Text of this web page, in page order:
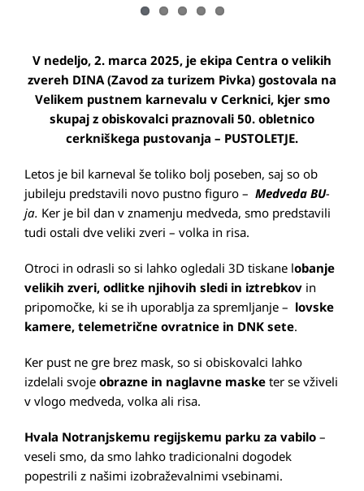
Larger
Image
V nedeljo, 2. marca 2025, je ekipa Centra o velikih
zvereh DINA (Zavod za turizem Pivka) gostovala na
Velikem pustnem karnevalu v Cerknici, kjer smo
skupaj z obiskovalci praznovali 50. obletnico
cerkniškega pustovanja – PUSTOLETJE.
Letos je bil karneval še toliko bolj poseben, saj so ob
jubileju predstavili novo pustno figuro – Medveda BU-
ja. Ker je bil dan v znamenju medveda, smo predstavili
tudi ostali dve veliki zveri – volka in risa.
Otroci in odrasli so si lahko ogledali 3D tiskane lobanje
velikih zveri, odlitke njihovih sledi in iztrebkov in
pripomočke, ki se ih uporablja za spremljanje – lovske
kamere, telemetrične ovratnice in DNK sete.
Ker pust ne gre brez mask, so si obiskovalci lahko
izdelali svoje obrazne in naglavne maske ter se vživeli
v vlogo medveda, volka ali risa.
Hvala Notranjskemu regijskemu parku za vabilo –
veseli smo, da smo lahko tradicionalni dogodek
popestrili z našimi izobraževalnimi vsebinami.